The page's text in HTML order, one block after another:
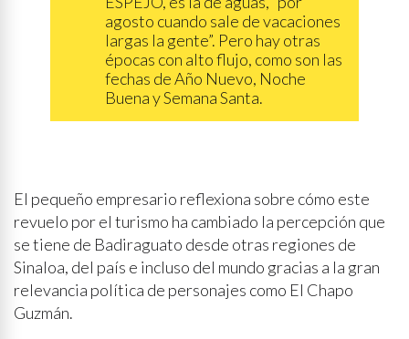
agosto cuando sale de vacaciones
largas la gente”. Pero hay otras
épocas con alto flujo, como son las
fechas de Año Nuevo, Noche
Buena y Semana Santa.
El pequeño empresario reflexiona sobre cómo este
revuelo por el turismo ha cambiado la percepción que
se tiene de Badiraguato desde otras regiones de
Sinaloa, del país e incluso del mundo gracias a la gran
relevancia política de personajes como El Chapo
Guzmán.